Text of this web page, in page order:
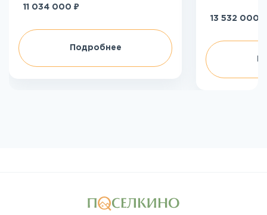
11 034 000 ₽
Подробнее
13 532 000